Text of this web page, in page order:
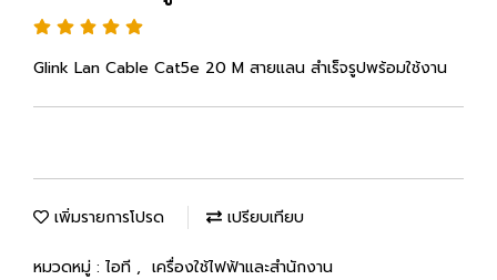
Glink Lan Cable Cat5e 20 M สายแลน สำเร็จรูปพร้อมใช้งาน
เพิ่มรายการโปรด เปรียบเทียบ
หมวดหมู่ : ไอที , เครื่องใช้ไฟฟ้าและสำนักงาน